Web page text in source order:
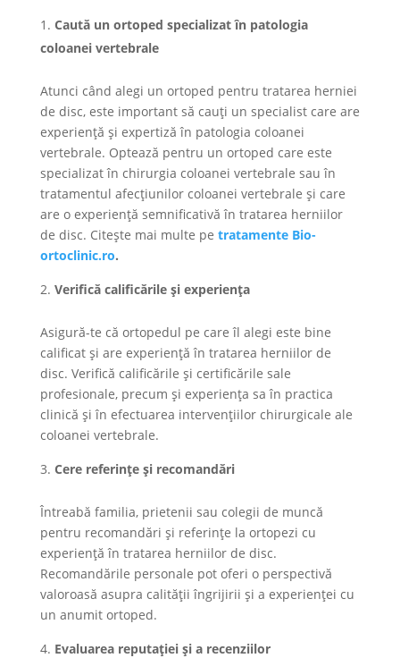
Caută un ortoped specializat în patologia
coloanei vertebrale
Atunci când alegi un ortoped pentru tratarea herniei
de disc, este important să cauți un specialist care are
experiență și expertiză în patologia coloanei
vertebrale. Optează pentru un ortoped care este
specializat în chirurgia coloanei vertebrale sau în
tratamentul afecțiunilor coloanei vertebrale și care
are o experiență semnificativă în tratarea herniilor
de disc. Citește mai multe pe tratamente Bio-
ortoclinic.ro.
Verifică calificările și experiența
Asigură-te că ortopedul pe care îl alegi este bine
calificat și are experiență în tratarea herniilor de
disc. Verifică calificările și certificările sale
profesionale, precum și experiența sa în practica
clinică și în efectuarea intervențiilor chirurgicale ale
coloanei vertebrale.
Cere referințe și recomandări
Întreabă familia, prietenii sau colegii de muncă
pentru recomandări și referințe la ortopezi cu
experiență în tratarea herniilor de disc.
Recomandările personale pot oferi o perspectivă
valoroasă asupra calității îngrijirii și a experienței cu
un anumit ortoped.
Evaluarea reputației și a recenziilor